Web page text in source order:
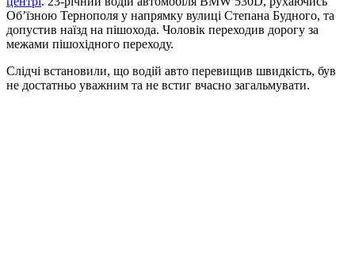
Об’їзною Тернополя у напрямку вулиці Степана Будного, та
допустив наїзд на пішохода. Чоловік переходив дорогу за
межами пішохідного переходу.
Слідчі встановили, що водій авто перевищив швидкість, був
не достатньо уважним та не встиг вчасно загальмувати.